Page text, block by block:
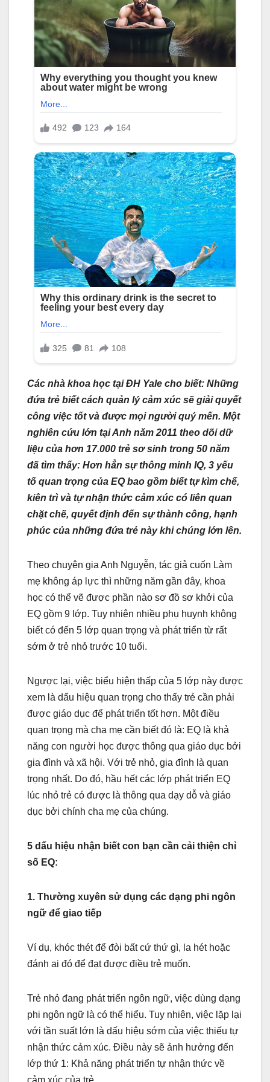
Các nhà khoa học tại ĐH Yale cho biết: Những
đứa trẻ biết cách quản lý cảm xúc sẽ giải quyết
công việc tốt và được mọi người quý mến. Một
nghiên cứu lớn tại Anh năm 2011 theo dõi dữ
liệu của hơn 17.000 trẻ sơ sinh trong 50 năm
đã tìm thấy: Hơn hẳn sự thông minh IQ, 3 yếu
tố quan trọng của EQ bao gồm biết tự kìm chế,
kiên trì và tự nhận thức cảm xúc có liên quan
chặt chẽ, quyết định đến sự thành công, hạnh
phúc của những đứa trẻ này khi chúng lớn lên.
Theo chuyên gia Anh Nguyễn, tác giả cuốn Làm
mẹ không áp lực thì những năm gần đây, khoa
học có thể vẽ được phần nào sơ đồ sơ khởi của
EQ gồm 9 lớp. Tuy nhiên nhiều phụ huynh không
biết có đến 5 lớp quan trọng và phát triển từ rất
sớm ở trẻ nhỏ trước 10 tuổi.
Ngược lại, việc biểu hiện thấp của 5 lớp này được
xem là dấu hiệu quan trọng cho thấy trẻ cần phải
được giáo dục để phát triển tốt hơn. Một điều
quan trọng mà cha mẹ cần biết đó là: EQ là khả
năng con người học được thông qua giáo dục bởi
gia đình và xã hội. Với trẻ nhỏ, gia đình là quan
trọng nhất. Do đó, hầu hết các lớp phát triển EQ
lúc nhỏ trẻ có được là thông qua dạy dỗ và giáo
dục bởi chính cha mẹ của chúng.
5 dấu hiệu nhận biết con bạn cần cải thiện chỉ
số EQ:
1. Thường xuyên sử dụng các dạng phi ngôn
ngữ để giao tiếp
Ví dụ, khóc thét để đòi bất cứ thứ gì, la hét hoặc
đánh ai đó để đạt được điều trẻ muốn.
Trẻ nhỏ đang phát triển ngôn ngữ, việc dùng dạng
phi ngôn ngữ là có thể hiểu. Tuy nhiên, việc lặp lại
với tần suất lớn là dấu hiệu sớm của việc thiếu tự
nhận thức cảm xúc. Điều này sẽ ảnh hưởng đến
lớp thứ 1: Khả năng phát triển tự nhận thức về
cảm xúc của trẻ.